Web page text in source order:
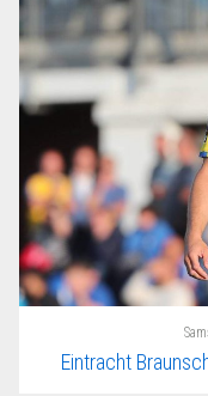
Eintracht